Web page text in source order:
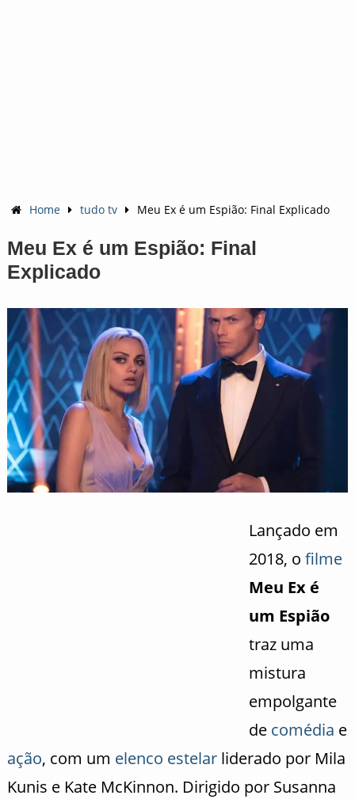
Home tudo tv Meu Ex é um Espião: Final Explicado
Meu Ex é um Espião: Final
Explicado
Lançado em
2018, o filme
Meu Ex é
um Espião
traz uma
mistura
empolgante
de comédia e
ação, com um elenco estelarliderado por Mila
Kunis e Kate McKinnon. Dirigido por Susanna